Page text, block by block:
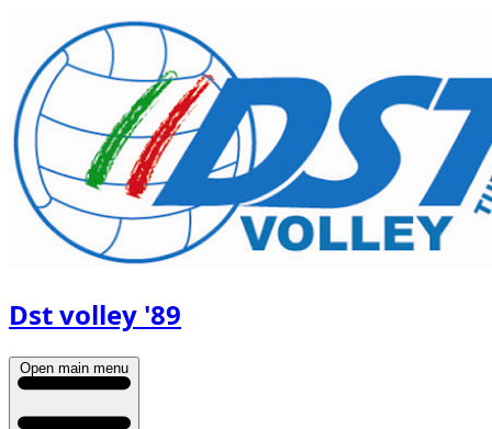
Dst volley '89
Open main menu